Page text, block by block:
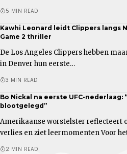
5 MIN READ
Kawhi Leonard leidt Clippers langs
Game 2 thriller
De Los Angeles Clippers hebben
in Denver hun eerste…
3 MIN READ
Bo Nickal na eerste UFC-nederlaag:
blootgelegd”
Amerikaanse worstelster reflecteert
verlies en ziet leermomenten Voor
2 MIN READ